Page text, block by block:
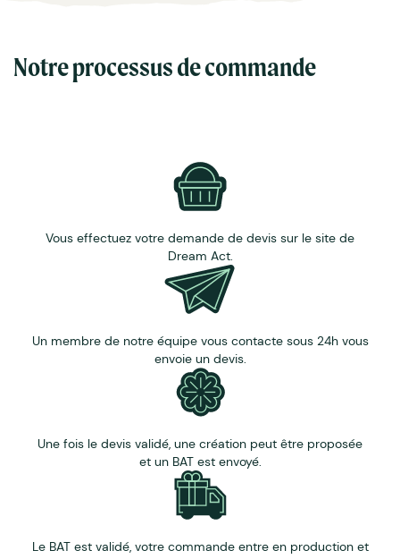
Graines : Fleurs sauvages, herbes aromatiques,
basilic, marguerite.
Notre processus de commande
Vous effectuez votre demande de devis sur le site de
Dream Act.
Un membre de notre équipe vous contacte sous 24h vous
envoie un devis.
Une fois le devis validé, une création peut être proposée
et un BAT est envoyé.
Le BAT est validé, votre commande entre en production et